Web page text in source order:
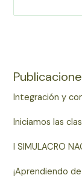
Integración y
Iniciamos las
I SIMULACRO
¡Aprendiendo